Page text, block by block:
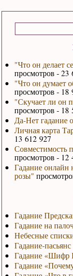
"Что он делает
просмотров - 23
"Что он думает
просмотров - 18
"Скучает ли он
просмотров - 18
Да-Нет гадание
Личная карта
13 612 927
Совместимость
просмотров - 12
Гадание онлайн
розы"
Гадание
Гадание на
Небесные
Гадание-
Гадание «Шифр
Гадание